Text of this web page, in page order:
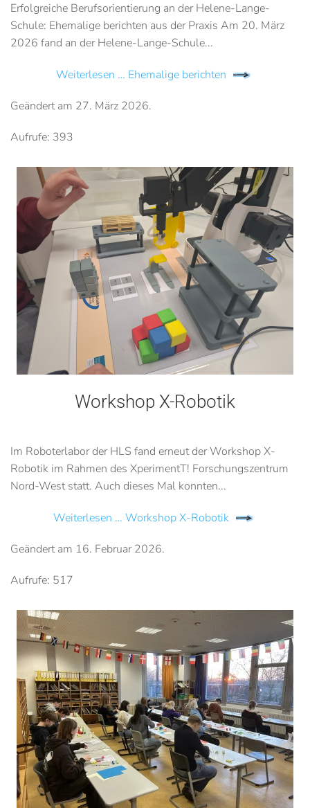
Erfolgreiche Berufsorientierung an der Helene-Lange-
Schule: Ehemalige berichten aus der Praxis Am 20. März
2026 fand an der Helene-Lange-Schule...
Weiterlesen … Ehemalige berichten
Geändert am 27. März 2026.
Aufrufe: 393
Workshop X-Robotik
Im Roboterlabor der HLS fand erneut der Workshop X-
Robotik im Rahmen des XperimentT! Forschungszentrum
Nord-West statt. Auch dieses Mal konnten...
Weiterlesen … Workshop X-Robotik
Geändert am 16. Februar 2026.
Aufrufe: 517